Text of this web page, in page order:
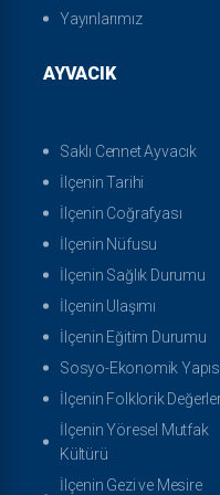
Yayınlarımız
AYVACIK
Saklı Cennet Ayvacık
İlçenin Tarihi
İlçenin Coğrafyası
İlçenin Nüfusu
İlçenin Sağlık Durumu
İlçenin Ulaşımı
İlçenin Eğitim Durumu
Sosyo-Ekonomik
İlçenin Folklorik
İlçenin Yöresel Mutfak
Kültürü
İlçenin Gezi ve Mesire